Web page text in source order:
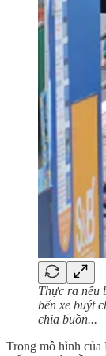
Thực ra nếu
bến xe buýt
chia buồn...
Trong mô hình của